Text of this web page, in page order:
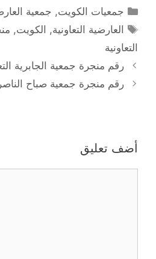
التصنيفات
جمعيات الكويت, جمعية
الوسوم
العارضية التعاونية, الكويت,
التعاونية
رقم منجرة جمعية الجابرية
رقم منجرة جمعية صباح الناصر
أضف تعليق